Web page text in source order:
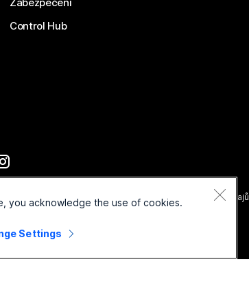
Control Hub
Smluvní podmínky
Prohlášení o ochraně osobních údajů
you acknowledge the use of cookies.
Settings